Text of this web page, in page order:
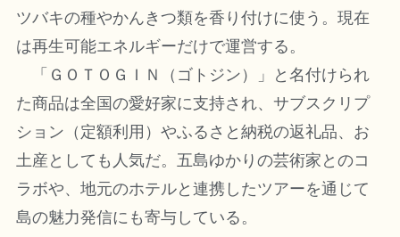
ツバキの種やかんきつ類を香り付けに使う。現在
は再生可能エネルギーだけで運営する。
「ＧＯＴＯＧＩＮ（ゴトジン）」と名付けられ
た商品は全国の愛好家に支持され、サブスクリプ
ション（定額利用）やふるさと納税の返礼品、お
土産としても人気だ。五島ゆかりの芸術家とのコ
ラボや、地元のホテルと連携したツアーを通じて
島の魅力発信にも寄与している。